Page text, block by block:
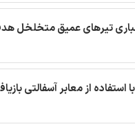
تیرهای عمیق متخلخل
از معابر آسفالتی